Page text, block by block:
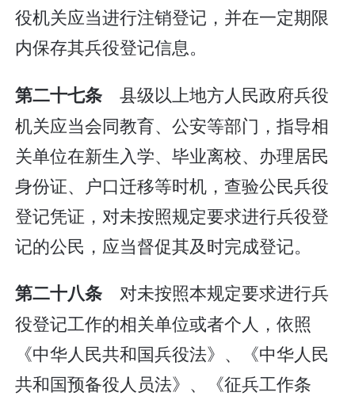
役机关应当进行注销登记，并在一定期限
内保存其兵役登记信息。
第二十七条县级以上地方人民政府兵役
机关应当会同教育、公安等部门，指导相
关单位在新生入学、毕业离校、办理居民
身份证、户口迁移等时机，查验公民兵役
登记凭证，对未按照规定要求进行兵役登
记的公民，应当督促其及时完成登记。
第二十八条对未按照本规定要求进行兵
役登记工作的相关单位或者个人，依照
《中华人民共和国兵役法》、《中华人民
共和国预备役人员法》、《征兵工作条